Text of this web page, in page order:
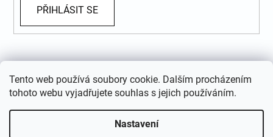
Tento web používá soubory cookie. Dalším procházením
tohoto webu vyjadřujete souhlas s jejich používáním.
Nastavení
PŘIHLÁSIT SE